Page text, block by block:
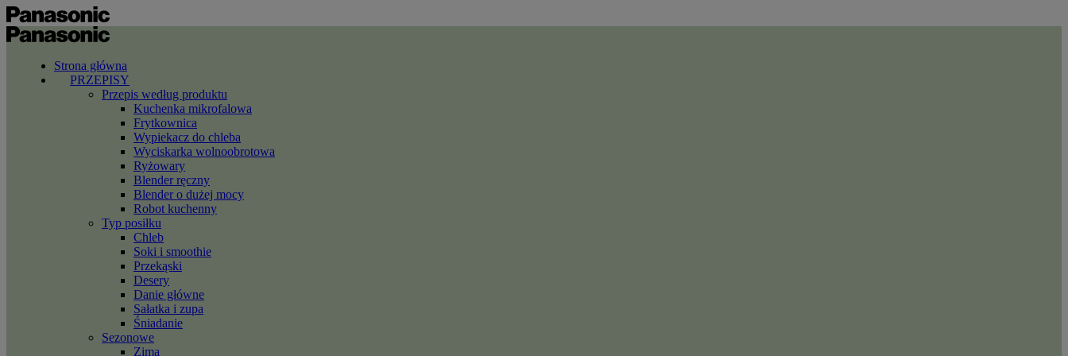
Strona główna
PRZEPISY
Przepis według produktu
Kuchenka mikrofalowa
Frytkownica
Wypiekacz do chleba
Wyciskarka wolnoobrotowa
Ryżowary
Blender ręczny
Blender o dużej mocy
Robot kuchenny
Typ posiłku
Chleb
Soki i smoothie
Przekąski
Desery
Danie główne
Sałatka i zupa
Śniadanie
Sezonowe
Zima